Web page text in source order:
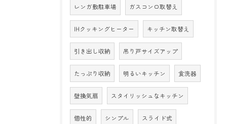
レンガ敷駐車場 ガスコンロ取替え
IHクッキングヒーター キッチン取替え
引き出し収納 吊り戸サイズアップ
たっぷり収納 明るいキッチン 食洗器
壁換気扇 スタイリッシュなキッチン
個性的 シンプル スライド式